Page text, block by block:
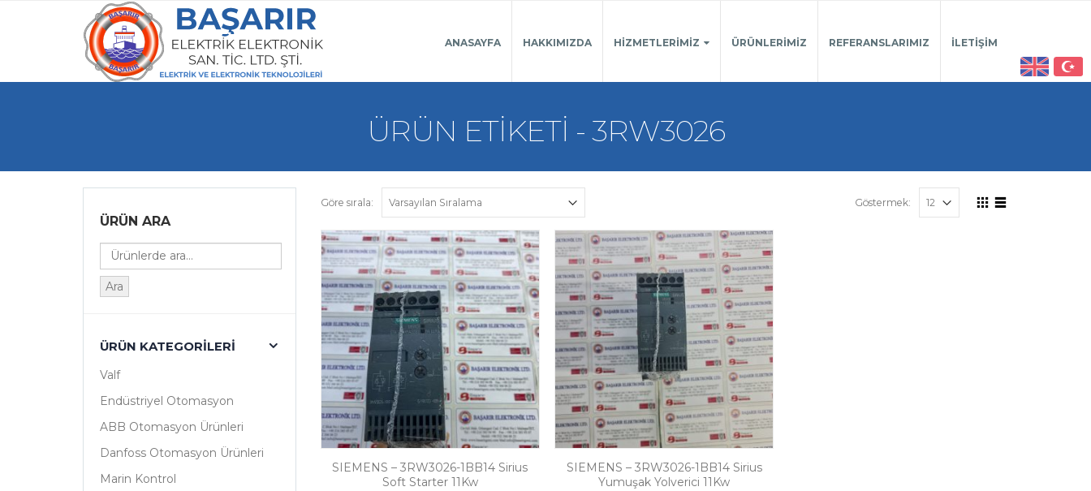
ANASAYFA HAKKIMIZDA HIZMETLERIMIZ ÜRÜNLERIMIZ REFERANSLARIMIZ İLETIŞIM
ÜRÜN ETIKETI - 3RW3026
Göre sırala: Göstermek:
SIEMENS – 3RW3026-1BB14 Sirius
Soft Starter 11Kw
SIEMENS – 3RW3026-1BB14 Sirius
Yumuşak Yolverici 11Kw
ÜRÜN ARA
Ara
ÜRÜN KATEGORILERI
Valf
Endüstriyel Otomasyon
ABB Otomasyon Ürünleri
Danfoss Otomasyon Ürünleri
Marin Kontrol